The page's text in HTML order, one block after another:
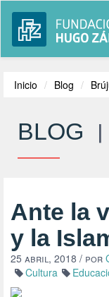
Inicio Blog
BLOG |
Ante la
y la
25 abril, 2018 / por
Cultura